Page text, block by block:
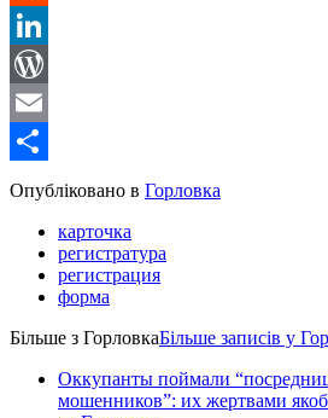
Reddit
LinkedIn
WordPress
Email
Share
Опубліковано в Горловка
карточка
регистратура
регистрация
форма
Більше з ГорловкаБільше записів у
Оккупанты поймали
мошенников”: их жертвами